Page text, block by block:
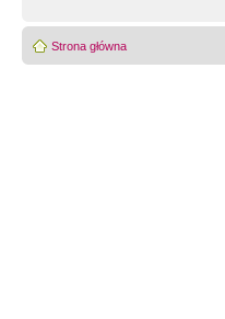
Strona główna